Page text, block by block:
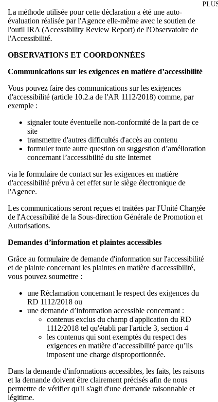
La méthode utilisée pour cette déclaration a été une auto-
évaluation réalisée par l'Agence elle-même avec le soutien de
l'outil IRA (Accessibility Review Report) de l'Observatoire de
l'Accessibilité.
OBSERVATIONS ET COORDONNÉES
Communications sur les exigences en matière d’accessibilité
Vous pouvez faire des communications sur les exigences
d'accessibilité (article 10.2.a de l'AR 1112/2018) comme, par
exemple :
signaler toute éventuelle non-conformité de la part de ce
site
transmettre d'autres difficultés d'accès au contenu
formuler toute autre question ou suggestion d’amélioration
concernant l’accessibilité du site Internet
via le formulaire de contact sur les exigences en matière
d'accessibilité prévu à cet effet sur le siège électronique de
l'Agence.
Les communications seront reçues et traitées par l'Unité Chargée
de l'Accessibilité de la Sous-direction Générale de Promotion et
Autorisations.
Demandes d’information et plaintes accessibles
Grâce au formulaire de demande d'information sur l'accessibilité
et de plainte concernant les plaintes en matière d'accessibilité,
vous pouvez soumettre :
une Réclamation concernant le respect des exigences du
RD 1112/2018 ou
une demande d’information accessible concernant :
contenus exclus du champ d'application du RD
1112/2018 tel qu'établi par l'article 3, section 4
les contenus qui sont exemptés du respect des
exigences en matière d’accessibilité parce qu’ils
imposent une charge disproportionnée.
Dans la demande d'informations accessibles, les faits, les raisons
et la demande doivent être clairement précisés afin de nous
permettre de vérifier qu'il s'agit d'une demande raisonnable et
légitime.